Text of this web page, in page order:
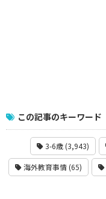
この記事のキーワード
3-6歳 (3,943)
海外教育事情 (65)